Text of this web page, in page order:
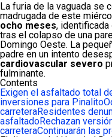
La furia de la vaguada se
madrugada de este
ocho meses, identificada
tras el colapso de una
Domingo Oeste. La
padre en un intento
cardiovascular severo
fulminante.
Contents
Exigen el asfaltado total
inversiones para Pinalito
carreteraResidentes
asfaltadoRechazan
carreteraContinuarán las